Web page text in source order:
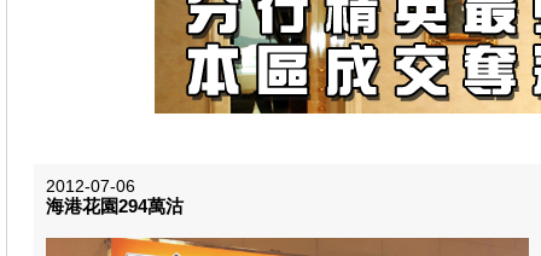
2012-07-06
海港花園294萬沽